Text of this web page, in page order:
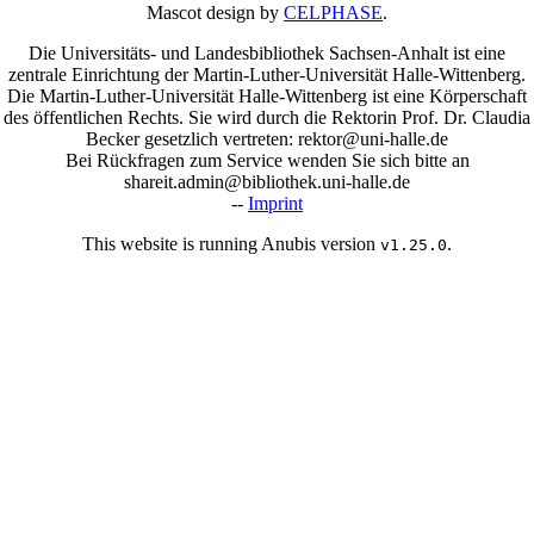
Mascot design by CELPHASE.
Die Universitäts- und Landesbibliothek Sachsen-Anhalt ist eine
zentrale Einrichtung der Martin-Luther-Universität Halle-Wittenberg.
Die Martin-Luther-Universität Halle-Wittenberg ist eine Körperschaft
des öffentlichen Rechts. Sie wird durch die Rektorin Prof. Dr. Claudia
Becker gesetzlich vertreten: rektor@uni-halle.de
Bei Rückfragen zum Service wenden Sie sich bitte an
shareit.admin@bibliothek.uni-halle.de
-- Imprint
This website is running Anubis version v1.25.0.